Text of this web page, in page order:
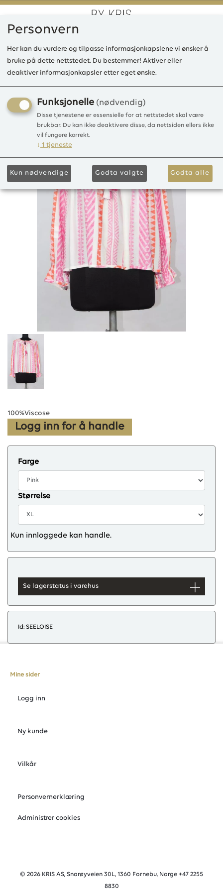
0
SE Eloise top, viscose
100%Viscose
100%Viscose
Logg inn for å handle
Farge
Størrelse
Kun innloggede kan handle.
Se lagerstatus i varehus
Id: SEELOISE
Mine sider
Logg inn
Ny kunde
Vilkår
Personvernerklæring
Administrer cookies
© 2026 KRIS AS, Snarøyveien 30L, 1360 Fornebu, Norge +47 2255
8830
Personvern
Her kan du vurdere og tilpasse informasjonkapslene vi ønsker å
bruke på dette nettstedet. Du bestemmer! Aktiver eller
deaktiver informasjonkapsler etter eget ønske.
Funksjonelle (nødvendig)
Disse tjenestene er essensielle for at nettstedet skal være
brukbar. Du kan ikke deaktivere disse, da nettsiden ellers ikke
vil fungere korrekt.
↓ 1 tjeneste
Kun nødvendige Godta valgte Godta alle